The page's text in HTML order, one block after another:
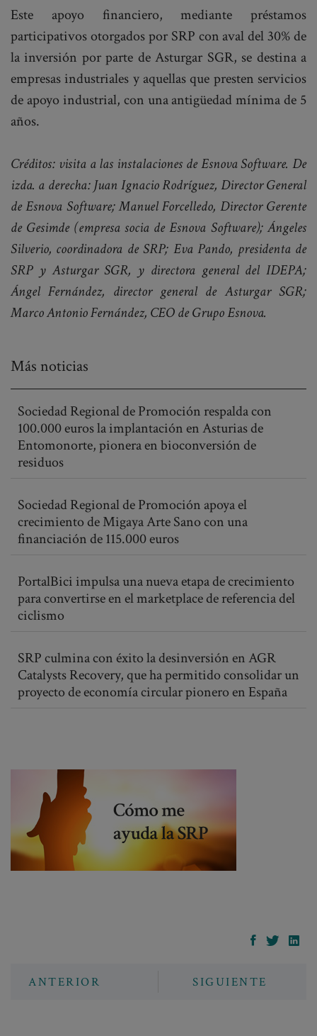
Este apoyo financiero, mediante préstamos
participativos otorgados por SRP con aval del 30% de
la inversión por parte de Asturgar SGR, se destina a
empresas industriales y aquellas que presten servicios
de apoyo industrial, con una antigüedad mínima de 5
años.
Créditos: visita a las instalaciones de Esnova Software. De
izda. a derecha: Juan Ignacio Rodríguez, Director General
de Esnova Software; Manuel Forcelledo, Director Gerente
de Gesimde (empresa socia de Esnova Software); Ángeles
Silverio, coordinadora de SRP; Eva Pando, presidenta de
SRP y Asturgar SGR, y directora general del IDEPA;
Ángel Fernández, director general de Asturgar SGR;
Marco Antonio Fernández, CEO de Grupo Esnova.
Más noticias
Sociedad Regional de Promoción respalda con
100.000 euros la implantación en Asturias de
Entomonorte, pionera en bioconversión de
residuos
Sociedad Regional de Promoción apoya el
crecimiento de Migaya Arte Sano con una
financiación de 115.000 euros
PortalBici impulsa una nueva etapa de crecimiento
para convertirse en el marketplace de referencia del
ciclismo
SRP culmina con éxito la desinversión en AGR
Catalysts Recovery, que ha permitido consolidar un
proyecto de economía circular pionero en España
ANTERIOR SIGUIENTE